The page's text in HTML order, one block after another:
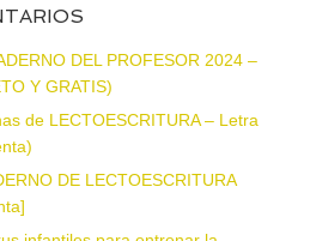
DEL PROFESOR 2024 –
Y GRATIS)
de LECTOESCRITURA – Letra
DE LECTOESCRITURA